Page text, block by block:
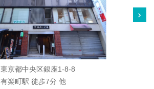
東京都中央区銀座1-8-8
有楽町駅 徒歩7分 他